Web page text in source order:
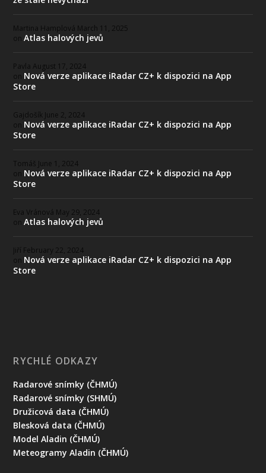
Martina Hamplová March 11, 2025
onAtlas halových jevů
Pavla August 17, 2024
on Nová verze aplikace iRadar CZ+ k dispozici na App
Store
Gajdošík June 2, 2024
on Nová verze aplikace iRadar CZ+ k dispozici na App
Store
Tomáš
June 1, 2024
on Nová verze aplikace iRadar CZ+ k dispozici na App
Store
Eva Vránová May 29, 2024
onAtlas halových jevů
Jiří February 22, 2024
on Nová verze aplikace iRadar CZ+ k dispozici na App
Store
RYCHLÉ ODKAZY
Radarové snímky (ČHMÚ)
Radarové snímky (SHMÚ)
Družicová data (ČHMÚ)
Blesková data (ČHMÚ)
Model Aladin (ČHMÚ)
Meteogramy Aladin (ČHMÚ)